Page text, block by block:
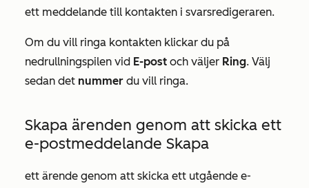
ett meddelande till kontakten i svarsredigeraren.
Om du vill ringa kontakten klickar du på
nedrullningspilen vid E-post och väljer Ring. Välj
sedan det nummer du vill ringa.
Skapa ärenden genom att skicka ett
e-postmeddelande Skapa
ett ärende genom att skicka ett utgående e-